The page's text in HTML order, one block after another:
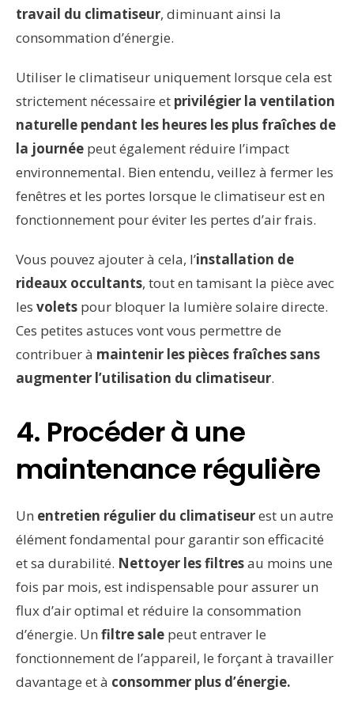
travail du climatiseur, diminuant ainsi la
consommation d’énergie.
Utiliser le climatiseur uniquement lorsque cela est
strictement nécessaire et privilégier la ventilation
naturelle pendant les heures les plus fraîches de
la journée peut également réduire l’impact
environnemental. Bien entendu, veillez à fermer les
fenêtres et les portes lorsque le climatiseur est en
fonctionnement pour éviter les pertes d’air frais.
Vous pouvez ajouter à cela, l’installation de
rideaux occultants, tout en tamisant la pièce avec
les volets pour bloquer la lumière solaire directe.
Ces petites astuces vont vous permettre de
contribuer à maintenir les pièces fraîches sans
augmenter l’utilisation du climatiseur.
4. Procéder à une
maintenance régulière
Un entretien régulier du climatiseurest un autre
élément fondamental pour garantir son efficacité
et sa durabilité. Nettoyer les filtresau moins une
fois par mois, est indispensable pour assurer un
flux d’air optimal et réduire la consommation
d’énergie. Un filtre sale peut entraver le
fonctionnement de l’appareil, le forçant à travailler
davantage et à consommer plus d’énergie.